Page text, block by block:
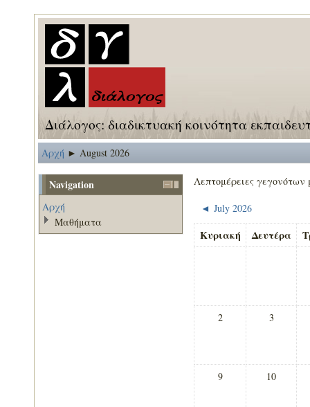
Διάλογος: διαδικτυακή κοινότητα
Αρχή ► August 2026
Λεπτομέρειες γεγονότων
◄ July 2026
Κυριακή Δευτέρα
2 3
9 10
Navigation
Αρχή
Μαθήματα